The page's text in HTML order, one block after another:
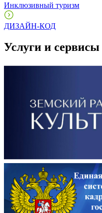
Инклюзивный туризм
ДИЗАЙН-КОД
Услуги и сервисы